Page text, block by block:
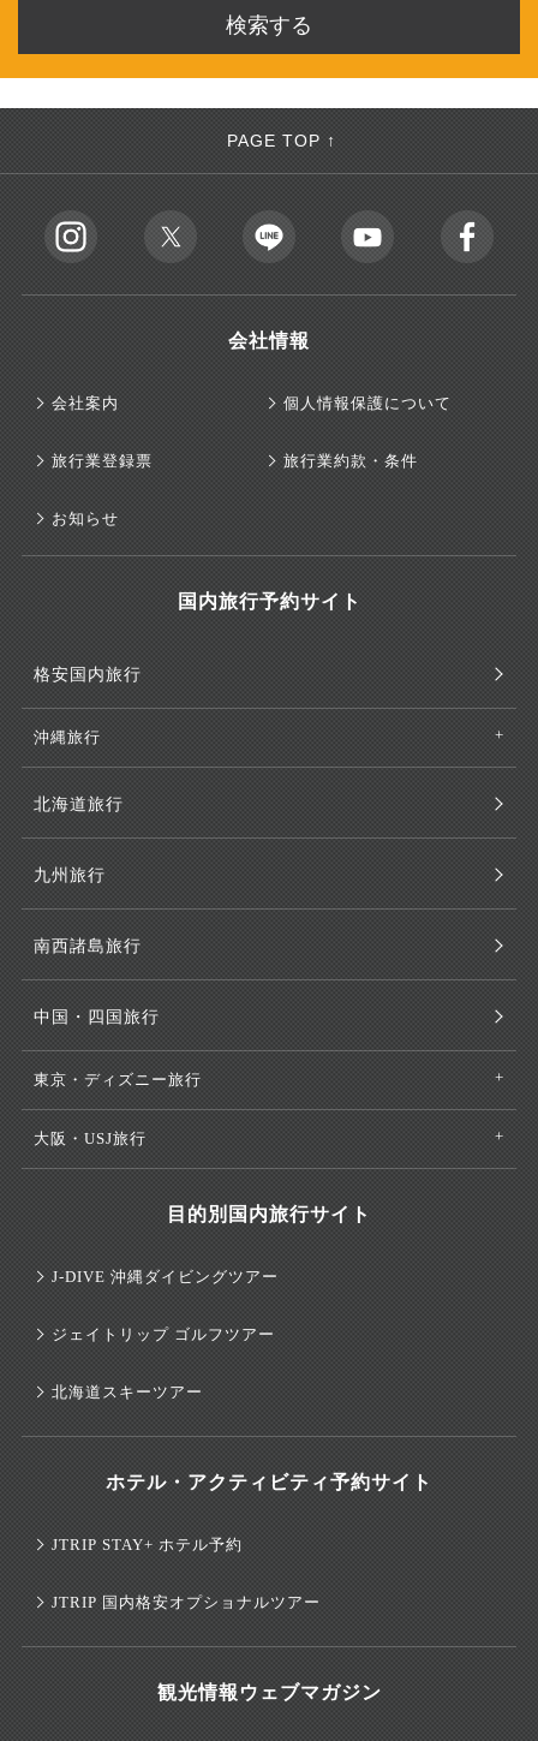
PAGE TOP ↑
会社情報
会社案内 個人情報保護について
旅行業登録票 旅行業約款・条件
お知らせ
国内旅行予約サイト
格安国内旅行
沖縄旅行
北海道旅行
九州旅行
南西諸島旅行
中国・四国旅行
東京・ディズニー旅行
大阪・USJ旅行
目的別国内旅行サイト
J-DIVE 沖縄ダイビングツアー
ジェイトリップ ゴルフツアー
北海道スキーツアー
ホテル・アクティビティ予約サイト
JTRIP STAY+ ホテル予約
JTRIP 国内格安オプショナルツアー
観光情報ウェブマガジン